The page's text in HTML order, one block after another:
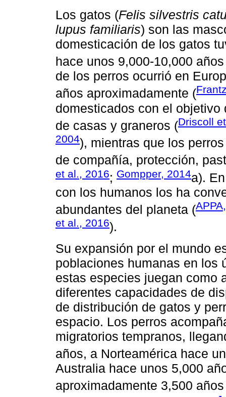
Los gatos (Felis silvestris
lupus familiaris) son las
domesticación de los gatos
hace unos 9,000-10,000
de los perros ocurrió en
años aproximadamente (
domesticados con el
de casas y graneros (Driscoll
2004), mientras que los
de compañía, protección,
et al., 2016; Gompper, 2014a).
con los humanos los ha
abundantes del planeta (
et al., 2016).
Su expansión por el mundo
poblaciones humanas en los
estas especies juegan como
diferentes capacidades de
de distribución de gatos y
espacio. Los perros
migratorios tempranos,
años, a Norteamérica hace
Australia hace unos 5,000
aproximadamente 3,500